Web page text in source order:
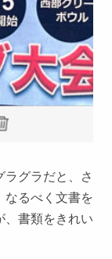
ラグラだと、さ
なるべく文書を
、書類をきれい